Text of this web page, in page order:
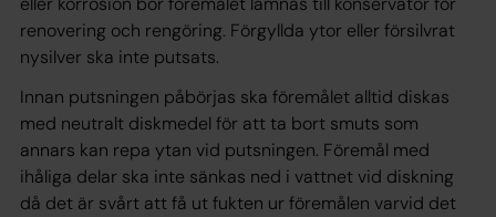
renovering och rengöring. Förgyllda ytor eller försilvrat
nysilver ska inte putsats.
Innan putsningen påbörjas ska föremålet alltid diskas
med neutralt diskmedel för att ta bort smuts som
annars kan repa ytan vid putsningen. Föremål med
ihåliga delar ska inte sänkas ned i vattnet vid diskning
då det är svårt att få ut fukten ur föremålen varvid det